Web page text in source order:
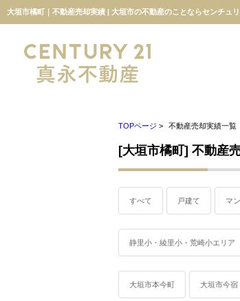
大垣市橘町｜不動産売却実績 | 大垣市の不動産のことならセンチュ
TOPページ > 不動産売却実績一覧
[大垣市橘町] 不動産
すべて 戸建て マ
静里小・綾里小・荒崎小エリア
大垣市本今町 大垣市今宿